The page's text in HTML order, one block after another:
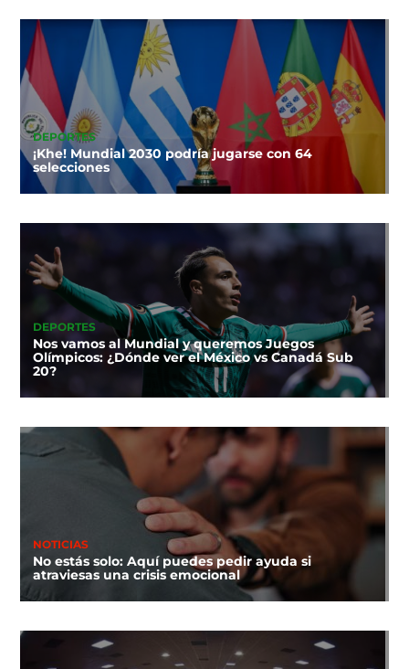
DEPORTES
¡Khe! Mundial 2030 podría jugarse con 64
selecciones
DEPORTES
Nos vamos al Mundial y queremos Juegos
Olímpicos: ¿Dónde ver el México vs Canadá Sub
20?
NOTICIAS
No estás solo: Aquí puedes pedir ayuda si
atraviesas una crisis emocional